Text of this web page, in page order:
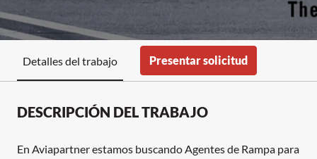
Detalles del trabajo Presentar solicitud
DESCRIPCIÓN DEL TRABAJO
En Aviapartner estamos buscando Agentes de Rampa para